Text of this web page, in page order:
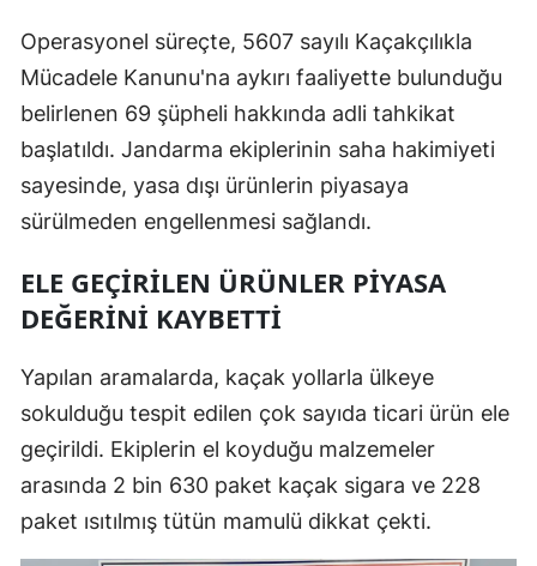
Operasyonel süreçte, 5607 sayılı Kaçakçılıkla
Mücadele Kanunu'na aykırı faaliyette bulunduğu
belirlenen 69 şüpheli hakkında adli tahkikat
başlatıldı. Jandarma ekiplerinin saha hakimiyeti
sayesinde, yasa dışı ürünlerin piyasaya
sürülmeden engellenmesi sağlandı.
ELE GEÇIRILEN ÜRÜNLER PIYASA
DEĞERINI KAYBETTI
Yapılan aramalarda, kaçak yollarla ülkeye
sokulduğu tespit edilen çok sayıda ticari ürün ele
geçirildi. Ekiplerin el koyduğu malzemeler
arasında 2 bin 630 paket kaçak sigara ve 228
paket ısıtılmış tütün mamulü dikkat çekti.